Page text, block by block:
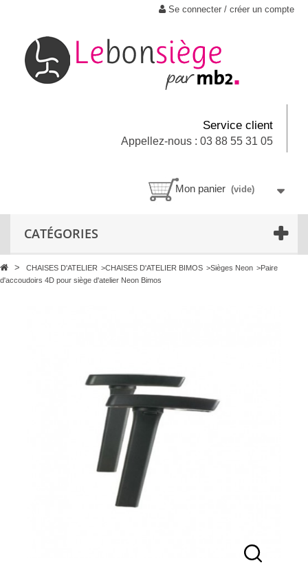
Se connecter / créer un compte
Service client
Appellez-nous : 03 88 55 31 05
Mon panier (vide)
CATÉGORIES
> CHAISES D'ATELIER >CHAISES D'ATELIER BIMOS >Sièges Neon >Paire
d'accoudoirs 4D pour siège d'atelier Neon Bimos